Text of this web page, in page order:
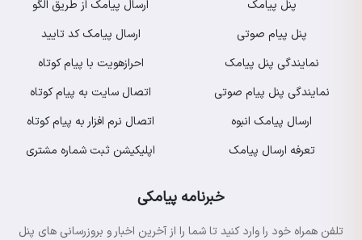
پنل پیامک
پنل پیام صوتی
نمایندگی پنل پیامک
نمایندگی پنل پیام صوتی
ارسال پیامک انبوه
تعرفه ارسال پیامک
ارسال پیامک از طریق الگو
ارسال پیامک کد تایید
احرازهویت با پیام کوتاه
اتصال سایت به پیام کوتاه
اتصال نرم افزار به پیام کوتاه
اپلیکیشن ثبت شماره مشتری
خبرنامه پیامکی
تلفن همراه خود را وارد کنید تا شما را از آخرین اخبار و بروزرسانی های پنل